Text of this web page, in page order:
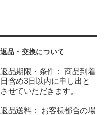
返品・交換について
返品期限・条件： 商品到着
日含め3日以内に申し出と
させていただきます。
返品送料： お客様都合の場